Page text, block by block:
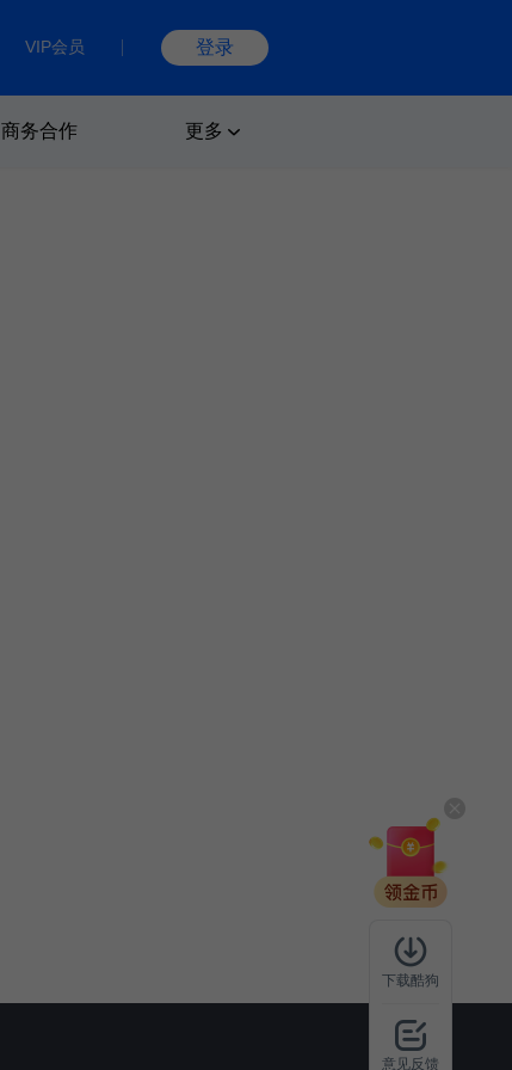
VIP会员 登录
商务合作 更多
下载酷狗
意见反馈